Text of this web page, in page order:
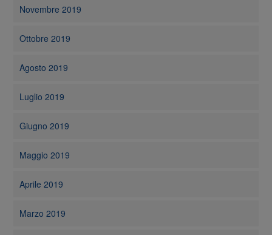
Novembre 2019
Ottobre 2019
Agosto 2019
Luglio 2019
Giugno 2019
Maggio 2019
Aprile 2019
Marzo 2019